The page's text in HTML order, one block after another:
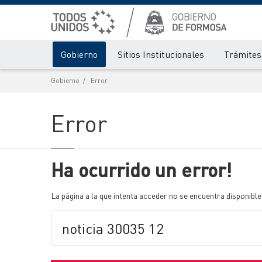
Gobierno Sitios Institucionales
Gobierno Error
Error
Ha ocurrido un error!
La página a la que intenta acceder no se encuentra